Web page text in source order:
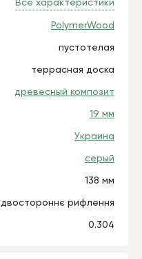
Все характеристики
PolymerWood
пустотелая
террасная доска
древесный композит
19 мм
Украина
серый
138 мм
двостороннє рифлення
0.304